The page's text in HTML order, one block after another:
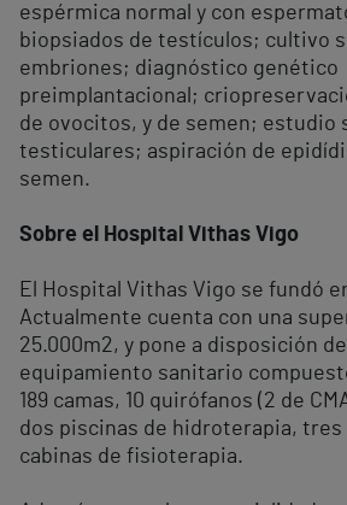
espérmica normal y con
biopsiados de testículos; cultivo
embriones; diagnóstico genético
preimplantacional;
de ovocitos, y de semen; estudio
testiculares; aspiración de
semen.
Sobre el Hospital Vithas Vigo
El Hospital Vithas Vigo se fundó
Actualmente cuenta con una
25.000m2, y pone a disposición
equipamiento sanitario
189 camas, 10 quirófanos (2 de
dos piscinas de hidroterapia, tres
cabinas de fisioterapia.